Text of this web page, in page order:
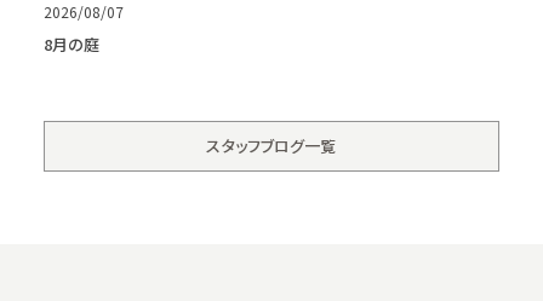
2026/08/07
8月の庭
スタッフブログ一覧